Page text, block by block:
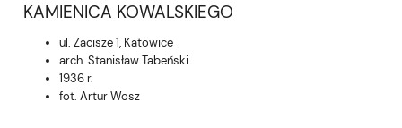
KAMIENICA KOWALSKIEGO
ul. Zacisze 1, Katowice
arch. Stanisław Tabeński
1936 r.
fot. Artur Wosz